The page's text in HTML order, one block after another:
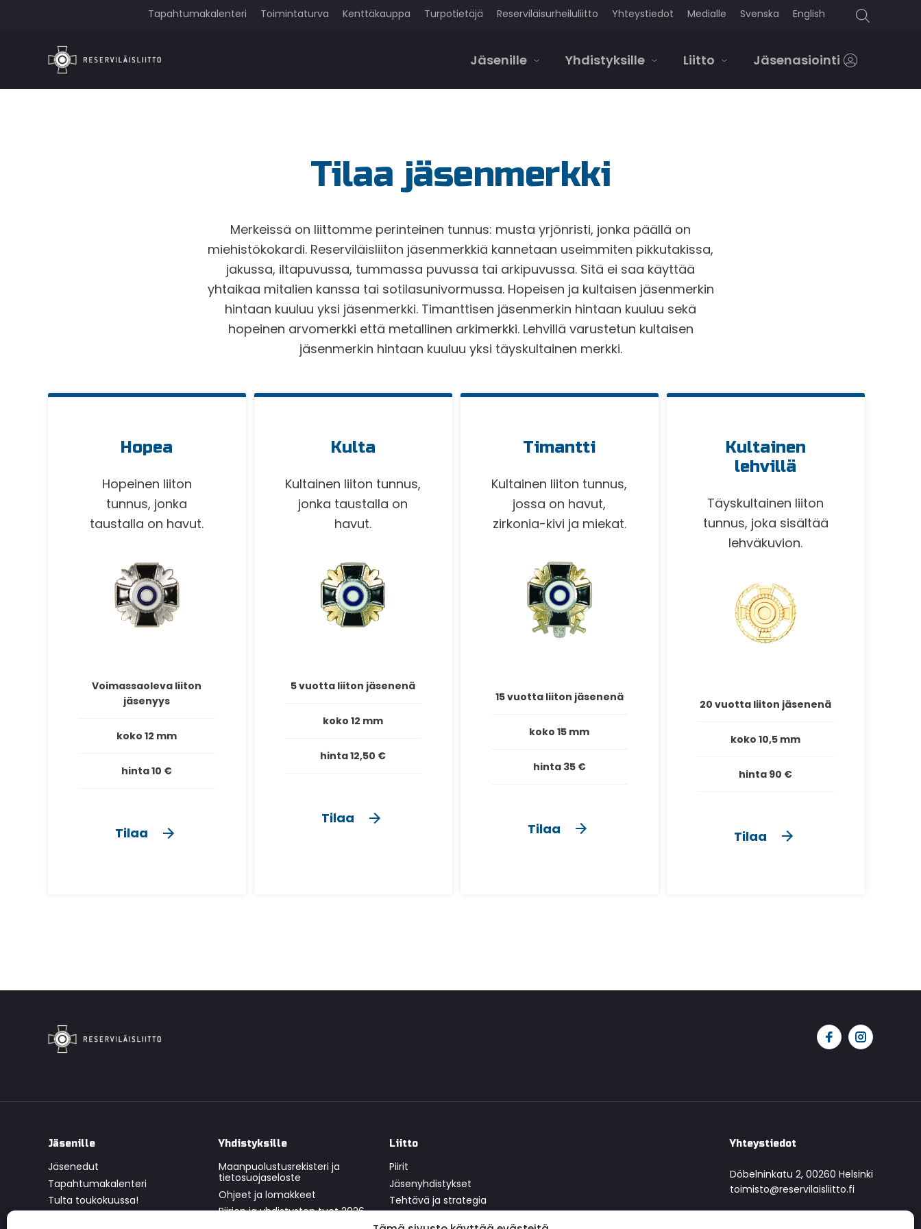
Tapahtumakalenteri Toimintaturva Kenttäkauppa Turpotietäjä Reserviläisurheiluliitto Yhteystiedot Medialle Svenska English
Search
Jäsenille
Yhdistyksille Liitto Jäsenasiointi
Tilaa jäsenmerkki
Merkeissä on liittomme perinteinen tunnus: musta yrjönristi, jonka päällä on
miehistökokardi. Reserviläisliiton jäsenmerkkiä kannetaan useimmiten pikkutakissa,
jakussa, iltapuvussa, tummassa puvussa tai arkipuvussa. Sitä ei saa käyttää
yhtaikaa mitalien kanssa tai sotilasunivormussa. Hopeisen ja kultaisen jäsenmerkin
hintaan kuuluu yksi jäsenmerkki. Timanttisen jäsenmerkin hintaan kuuluu sekä
hopeinen arvomerkki että metallinen arkimerkki. Lehvillä varustetun kultaisen
jäsenmerkin hintaan kuuluu yksi täyskultainen merkki.
Hopea
Hopeinen liiton
tunnus, jonka
taustalla on havut.
Voimassaoleva liiton
jäsenyys
koko 12 mm
hinta 10 €
Tilaa
Kulta
Kultainen liiton tunnus,
jonka taustalla on
havut.
5 vuotta liiton jäsenenä
koko 12 mm
hinta 12,50 €
Tilaa
Timantti
Kultainen liiton tunnus,
jossa on havut,
zirkonia-kivi ja miekat.
15 vuotta liiton jäsenenä
koko 15 mm
hinta 35 €
Tilaa
Kultainen
lehvillä
Täyskultainen liiton
tunnus, joka sisältää
lehväkuvion.
20 vuotta liiton jäsenenä
koko 10,5 mm
hinta 90 €
Tilaa
Jäsenille
Jäsenedut
Tapahtumakalenteri
Tulta toukokuussa!
Yhdistyksille
Maanpuolustusrekisteri ja
tietosuojaseloste
Ohjeet ja lomakkeet
Piirien ja yhdistysten tuet 2026
Liitto
Piirit
Jäsenyhdistykset
Tehtävä ja strategia
Yhteystiedot
Döbelninkatu 2, 00260 Helsinki
toimisto@reservilaisliitto.fi